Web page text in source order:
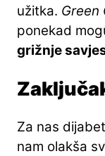
užitka. Green
ponekad
grižnje
Za nas
nam olakša